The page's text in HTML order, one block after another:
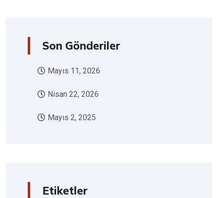
Son Gönderiler
Mayıs 11, 2026
Nisan 22, 2026
Mayıs 2, 2025
Etiketler